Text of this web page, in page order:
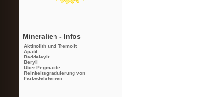
Mineralien - Infos
Aktinolith und Tremolit
Apatit
Baddeleyit
Beryll
Über Pegmatite
Reinheitsgraduierung von
Farbedelsteinen